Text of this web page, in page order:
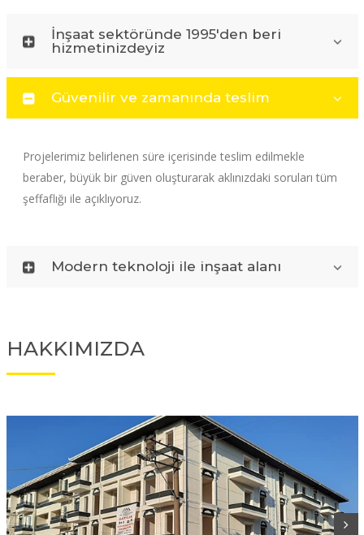
İnşaat sektöründe 1995'den beri
hizmetinizdeyiz
Güvenilir ve zamanında teslim
Projelerimiz belirlenen süre içerisinde teslim edilmekle
beraber, büyük bir güven oluşturarak aklınızdaki soruları tüm
şeffaflığı ile açıklıyoruz.
Modern teknoloji ile inşaat alanı
HAKKIMIZDA